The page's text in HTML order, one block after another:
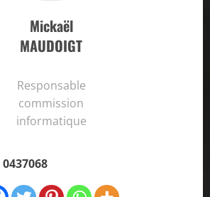
Mickaël
MAUDOIGT
Responsable
commission
informatique
0437068